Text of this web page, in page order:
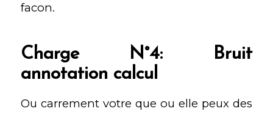
facon.
Charge N°4: Bruit
annotation calcul
Ou carrement votre que ou elle peux des